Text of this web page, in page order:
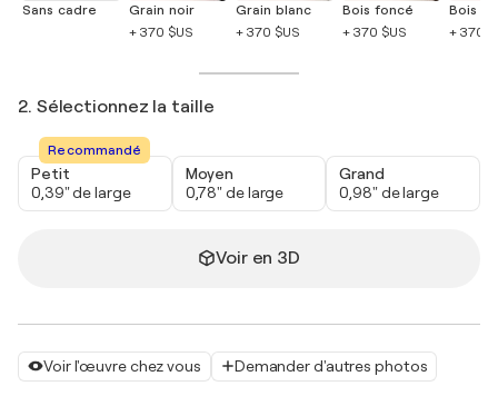
Voir l'œuvre chez vous Demander d'autres photos
Sans cadre
Grain noir
+ 370 $US
Grain blanc
+ 370 $US
Bois foncé
+ 370 $US
Bois
+ 370
2. Sélectionnez la taille
Recommandé
Petit
0,39" de large
Moyen
0,78" de large
Grand
0,98" de large
Voir en 3D